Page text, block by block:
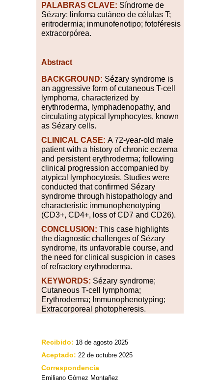
PALABRAS CLAVE: Síndrome de
Sézary; linfoma cutáneo de células T;
eritrodermia; inmunofenotipo; fotoféresis
extracorpórea.
Abstract
BACKGROUND: Sézary syndrome is
an aggressive form of cutaneous T-cell
lymphoma, characterized by
erythroderma, lymphadenopathy, and
circulating atypical lymphocytes, known
as Sézary cells.
CLINICAL CASE: A 72-year-old male
patient with a history of chronic eczema
and persistent erythroderma; following
clinical progression accompanied by
atypical lymphocytosis. Studies were
conducted that confirmed Sézary
syndrome through histopathology and
characteristic immunophenotyping
(CD3+, CD4+, loss of CD7 and CD26).
CONCLUSION: This case highlights
the diagnostic challenges of Sézary
syndrome, its unfavorable course, and
the need for clinical suspicion in cases
of refractory erythroderma.
KEYWORDS: Sézary syndrome;
Cutaneous T-cell lymphoma;
Erythroderma; Immunophenotyping;
Extracorporeal photopheresis.
Recibido: 18 de agosto 2025
Aceptado: 22 de octubre 2025
Correspondencia
Emiliano Gómez Montañez